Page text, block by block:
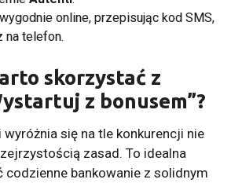
online, przepisując kod SMS,
na telefon.
skorzystać z
z bonusem”?
się na tle konkurencji nie
zasad. To idealna
codzienne bankowanie z solidnym